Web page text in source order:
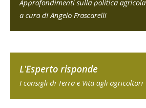
Approfondimenti sulla politica
a cura di Angelo Frascarelli
L'Esperto risponde
I consigli di Terra e Vita agli agricoltori